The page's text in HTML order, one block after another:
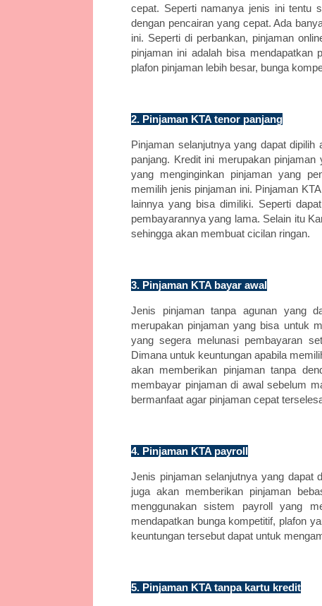
cepat. Seperti namanya jenis ini tentu
dengan pencairan yang cepat. Ada
ini. Seperti di perbankan, pinjaman
pinjaman ini adalah bisa mendapatkan
plafon pinjaman lebih besar, bunga
2. Pinjaman KTA tenor panjang
Pinjaman selanjutnya yang dapat
panjang. Kredit ini merupakan
yang menginginkan pinjaman yang
memilih jenis pinjaman ini. Pinjaman
lainnya yang bisa dimiliki. Seperti
pembayarannya yang lama. Selain itu
sehingga akan membuat cicilan ringan.
3. Pinjaman KTA bayar awal
Jenis pinjaman tanpa agunan yang
merupakan pinjaman yang bisa untuk
yang segera melunasi pembayaran
Dimana untuk keuntungan apabila
akan memberikan pinjaman tanpa
membayar pinjaman di awal sebelum
bermanfaat agar pinjaman cepat
4. Pinjaman KTA payroll
Jenis pinjaman selanjutnya yang dapat
juga akan memberikan pinjaman
menggunakan sistem payroll yang
mendapatkan bunga kompetitif, plafon
keuntungan tersebut dapat untuk
5. Pinjaman KTA tanpa kartu kredit